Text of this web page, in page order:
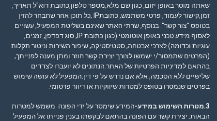
שאתה מוסר באופן יזום, כגון:שם מלא,מספר טלפון,כתובת דוא"ל תאריך,
זמן,קישור לעמוד, פרטי משתמש, כתובתIP ,כל תוכן אחר שתבחר להזין
בטופס "צור קשר". בנוסף, שרתי האתר שאינם בשליטת המפעיל, עשויים
לאסוף מידע טכני באופן אוטומטי (כגון כתובת IP, סוג דפדפן, זמנים,
עוגיות וכדומה) לצרכי אבטחה, סטטיסטיקה, שיפור השירות וניטור תקלות.
(הפרטים שתמסור/י ישמשו לצורך יצירת קשר חוזר ומתן מענה לפנייתך,
בהתאם למדיניות הפרטיותשל האתר.הנתונים לא יועברו לצדדים
שלישיים ללא הסכמה, אלא אם נדרש על פי דין.המפעיל לא עושה שימוש
בפרטים שנמסרו בטופס למטרות שיווקיות או דיוור פרסומי.
3.מטרות השימוש במידע-
המידע שימסר על ידי הפונה משמש למטרות
הבאות: יצירת קשר עם הפונה בהתאם לבקשתו בענין פנייתו אל המפעיל